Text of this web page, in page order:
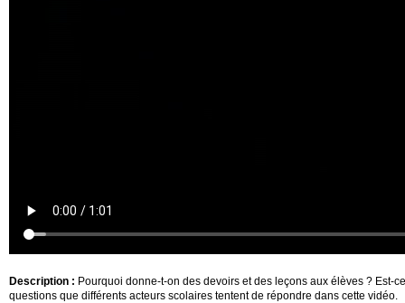
Description : Pourquoi donne-t-on des devoirs et des leçons aux élèves ? Est-
questions que différents acteurs scolaires tentent de répondre dans cette vidéo.